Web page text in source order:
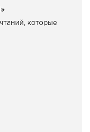
которые